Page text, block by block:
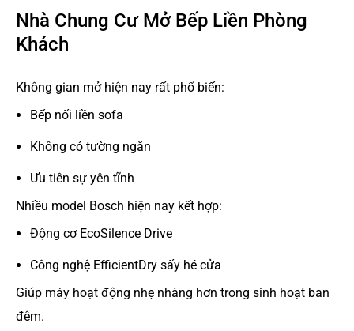
Nhà Chung Cư Mở Bếp Liền Phòng
Khách
Không gian mở hiện nay rất phổ biến:
Bếp nối liền sofa
Không có tường ngăn
Ưu tiên sự yên tĩnh
Nhiều model Bosch hiện nay kết hợp:
Động cơ EcoSilence Drive
Công nghệ EfficientDry sấy hé cửa
Giúp máy hoạt động nhẹ nhàng hơn trong sinh hoạt ban
đêm.